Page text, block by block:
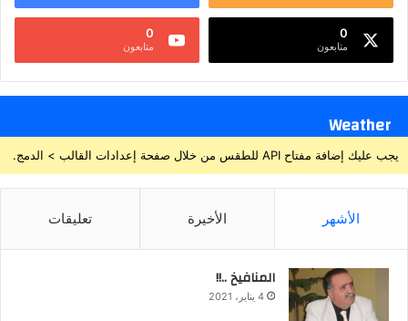
0
متابعون
0
متابعون
Weather
يجب عليك إضافة مفتاح API للطقس من خلال صفحة إعدادات القالب > الدمج.
الأشهر الأخيرة تعليقات
المنافيخ ..!!
4 يناير، 2021